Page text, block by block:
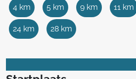
4 km 5 km 9 km 11 km
24 km 28 km